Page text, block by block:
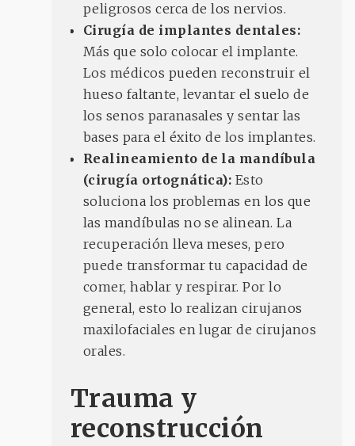
peligrosos cerca de los nervios.
Cirugía de implantes dentales:
Más que solo colocar el implante.
Los médicos pueden reconstruir el
hueso faltante, levantar el suelo de
los senos paranasales y sentar las
bases para el éxito de los implantes.
Realineamiento de la mandíbula
(cirugía ortognática): Esto
soluciona los problemas en los que
las mandíbulas no se alinean. La
recuperación lleva meses, pero
puede transformar tu capacidad de
comer, hablar y respirar. Por lo
general, esto lo realizan cirujanos
maxilofaciales en lugar de cirujanos
orales.
Trauma y
reconstrucción